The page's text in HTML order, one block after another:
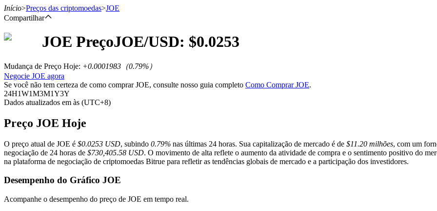
Futuros de USDT
Futuros usando USDT como garantia
Início>Preços das criptomoedas>JOE
Compartilhar
JOE PreçoJOE/USD: $0.0253
Mudança de Preço Hoje: +0.0001983 （0.79%）
Negocie JOE agora
Se você não tem certeza de como comprar JOE, consulte nosso guia completo Como Comprar JOE.
24H1W1M3M1Y3Y
Dados atualizados em às (UTC+8)
Preço JOE Hoje
O preço atual de JOE é $0.0253 USD, subindo 0.79% nas últimas 24 horas. Sua capitalização de mercado é de $11.20 milhões, com um
negociação de 24 horas de $730,405.58 USD. O movimento de alta reflete o aumento da atividade de compra e o sentimento positivo do
na plataforma de negociação de criptomoedas Bitrue para refletir as tendências globais de mercado e a participação dos investidores.
Desempenho do Gráfico JOE
Acompanhe o desempenho do preço de JOE em tempo real.